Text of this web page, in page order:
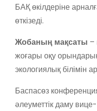
БАҚ өкілдеріне
өткізеді.
Жобаның мақсаты –
жоғары оқу
экологиялық білімін
Баспасөз
әлеуметтік даму